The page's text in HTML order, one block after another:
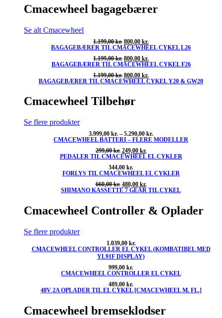
Cmacewheel bagagebærer
Se alt Cmacewheel
1.199,00kr. Den
oprindelige
pris
var:
800,00 kr.
aktuelle
er:
BAGAGEBÆRER TIL CMACEWHEEL CYKEL L26
1.199,00kr. Den
oprindelige
pris
var:
800,00 kr.
aktuelle
er:
BAGAGEBÆRER TIL CMACEWHEEL CYKEL F26
1.199,00kr. Den
oprindelige
1.199,00 kr..
800,00 kr.
aktuelle
BAGAGEBÆRER TIL CMACEWHEEL CYKEL Y20 & GW20
Cmacewheel Tilbehør
Se flere produkter
3.999,00 kr. – 5.290,00 kr.Prisinterval:
3.999,00 kr.
5.290,00 kr.
CMACEWHEEL BATTERI – FLERE MODELLER
299,00kr. Den
oprindelige
pris
var:
249,00 kr.Den
aktuelle
er:
PEDALER TIL CMACEWHEEL EL CYKLER
344,00 kr.
FORLYS TIL CMACEWHEEL EL CYKLER
660,00kr. Den
oprindelige
var:
660,00 kr..
480,00 kr.Den
aktuelle
er:
480,00 kr..
SHIMANO KASSETTE 7 GEAR TIL CYKEL
Cmacewheel Controller & Oplader
Se flere produkter
1.039,00 kr.
CMACEWHEEL CONTROLLER EL CYKEL (KOMBATIBEL MED
YL91F DISPLAY)
999,00 kr.
CMACEWHEEL CONTROLLER EL CYKEL
489,00 kr.
48V 2A OPLADER TIL EL CYKEL [CMACEWHEEL M. FL.]
Cmacewheel bremseklodser